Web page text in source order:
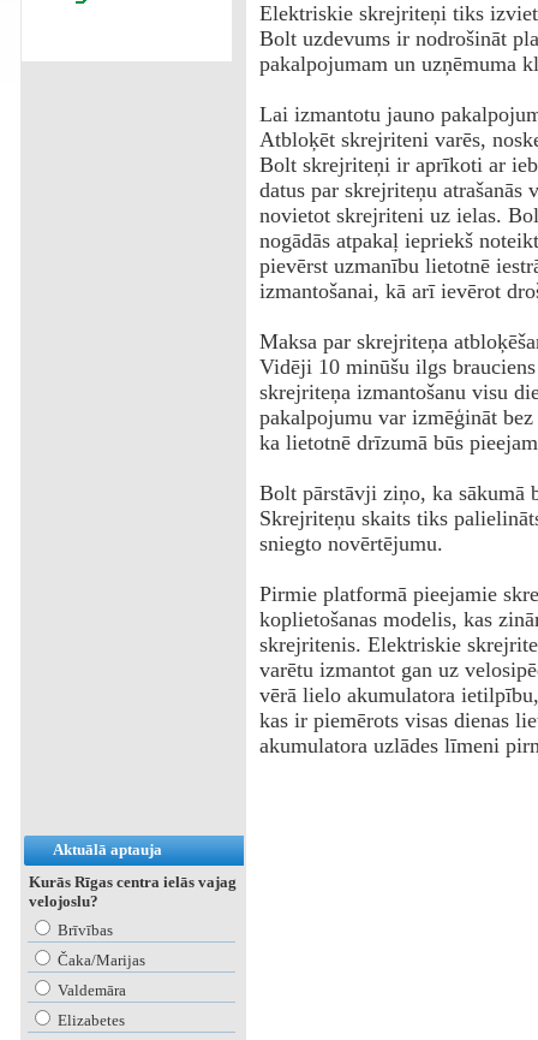
Aktuālā aptauja
Kurās Rīgas centra ielās vajag
velojoslu?
Brīvības
Čaka/Marijas
Valdemāra
Elizabetes
Elektriskie skrejriteņi tiks
Bolt uzdevums ir nodrošināt
pakalpojumam un uzņēmuma
‌Lai izmantotu jauno
Atbloķēt skrejriteni varēs,
Bolt skrejriteņi ir aprīkoti ar
datus par skrejriteņu
novietot skrejriteni uz ielas.
nogādās atpakaļ iepriekš
pievērst uzmanību lietotnē
izmantošanai, kā arī ievērot
Maksa par skrejriteņa
Vidēji 10 minūšu ilgs
skrejriteņa izmantošanu visu
pakalpojumu var izmēģināt
ka lietotnē drīzumā būs
Bolt pārstāvji ziņo, ka sākumā
Skrejriteņu skaits tiks
sniegto novērtējumu.
Pirmie platformā pieejamie
koplietošanas modelis, kas
skrejritenis. Elektriskie
varētu izmantot gan uz
vērā lielo akumulatora
kas ir piemērots visas dienas
akumulatora uzlādes līmeni